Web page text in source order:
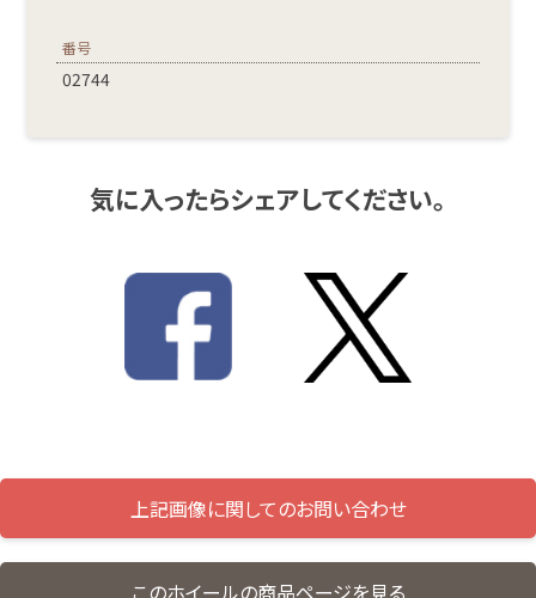
番号
02744
気に入ったらシェアしてください。
上記画像に関してのお問い合わせ
このホイールの商品ページを見る